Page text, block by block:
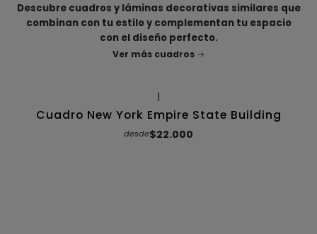
Descubre cuadros y láminas decorativas similares que
combinan con tu estilo y complementan tu espacio
con el diseño perfecto.
Ver más cuadros
Cuadro New York Empire State Building
desde$22.000